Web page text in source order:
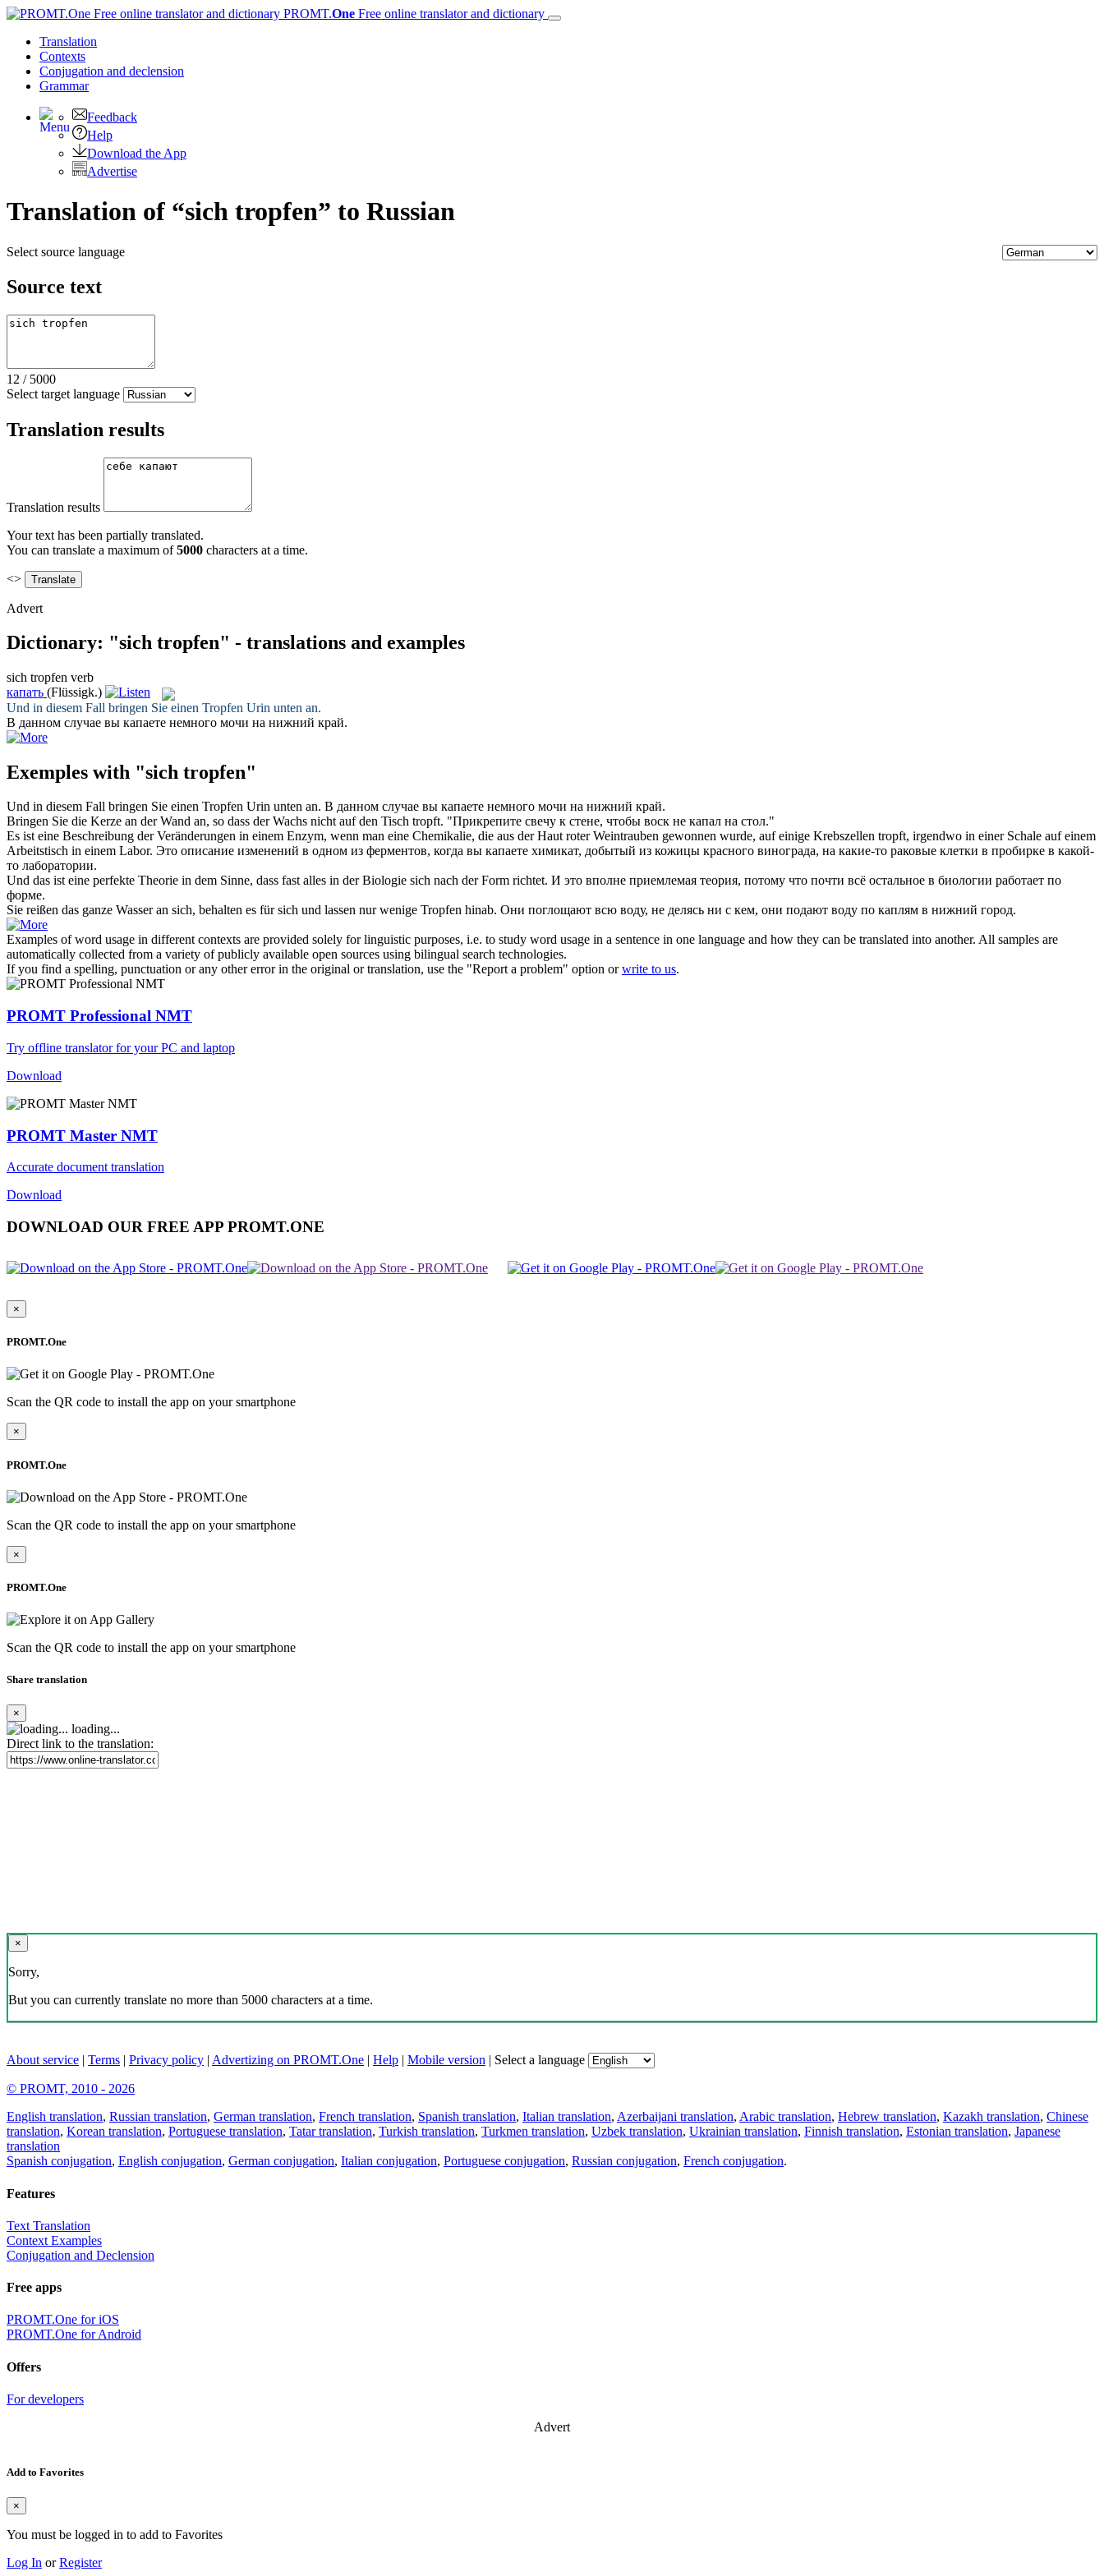
PROMT.One Free online translator and dictionary
Translation
Contexts
Conjugation and declension
Grammar
Feedback
Help
Download the App
Advertise
Translation of “sich tropfen” to Russian
Select source language
Source text
12 / 5000
Select target language
Translation results
Translation results
Your text has been partially translated.
You can translate a maximum of5000 characters at a time.
<>
Advert
Dictionary: "sich tropfen" - translations and examples
sich tropfen verb
капать (Flüssigk.)
Und in diesem Fall bringen Sie einen Tropfen Urin unten an.
В данном случае вы капаете немного мочи на нижний край.
Exemples with "sich tropfen"
Und in diesem Fall bringen Sie einen Tropfen Urin unten an. В данном случае вы капаете немного мочи на нижний край.
Bringen Sie die Kerze an der Wand an, so dass der Wachs nicht auf den Tisch tropft. "Прикрепите свечу к стене, чтобы воск не капал на стол."
Es ist eine Beschreibung der Veränderungen in einem Enzym, wenn man eine Chemikalie, die aus der Haut roter Weintrauben gewonnen wurde, auf einige Krebszellen tropft, irgendwo in einer Schale auf einem
Arbeitstisch in einem Labor. Это описание изменений в одном из ферментов, когда вы капаете химикат, добытый из кожицы красного винограда, на какие-то раковые клетки в пробирке в какой-
то лаборатории.
Und das ist eine perfekte Theorie in dem Sinne, dass fast alles in der Biologie sich nach der Form richtet. И это вполне приемлемая теория, потому что почти всё остальное в биологии работает по
форме.
Sie reißen das ganze Wasser an sich, behalten es für sich und lassen nur wenige Tropfen hinab. Они поглощают всю воду, не делясь ни с кем, они подают воду по каплям в нижний город.
Examples of word usage in different contexts are provided solely for linguistic purposes, i.e. to study word usage in a sentence in one language and how they can be translated into another. All samples are
automatically collected from a variety of publicly available open sources using bilingual search technologies.
If you find a spelling, punctuation or any other error in the original or translation, use the "Report a problem" option orwrite to us.
PROMT Professional NMT
Try offline translator for your PC and laptop
Download
PROMT Master NMT
Accurate document translation
Download
DOWNLOAD OUR FREE APP PROMT.ONE
×
PROMT.One
Scan the QR code to install the app on your smartphone
×
PROMT.One
Scan the QR code to install the app on your smartphone
×
PROMT.One
Scan the QR code to install the app on your smartphone
Share translation
×
loading...
Direct link to the translation:
×
Sorry,
But you can currently translate no more than 5000 characters at a time.
About service | Terms | Privacy policy | Advertizing on PROMT.One | Help | Mobile version | Select a language
© PROMT, 2010 - 2026
English translation, Russian translation, German translation, French translation, Spanish translation, Italian translation, Azerbaijani translation, Arabic translation, Hebrew translation, Kazakh translation, Chinese
translation, Korean translation, Portuguese translation, Tatar translation, Turkish translation, Turkmen translation, Uzbek translation, Ukrainian translation, Finnish translation, Estonian translation, Japanese
translation
Spanish conjugation, English conjugation, German conjugation, Italian conjugation, Portuguese conjugation, Russian conjugation, French conjugation.
Features
Text Translation
Context Examples
Conjugation and Declension
Free apps
PROMT.One for iOS
PROMT.One for Android
Offers
For developers
Advert
Add to Favorites
×
You must be logged in to add to Favorites
Log In orRegister